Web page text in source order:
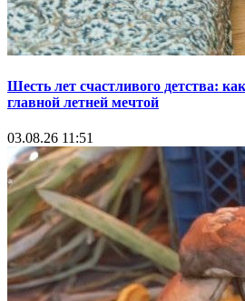
Шесть лет счастливого детства:
главной летней мечтой
03.08.26 11:51